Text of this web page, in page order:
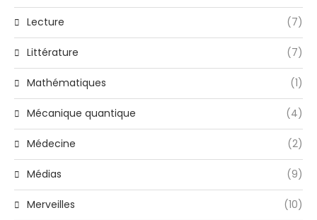
Lecture (7)
Littérature (7)
Mathématiques (1)
Mécanique quantique (4)
Médecine (2)
Médias (9)
Merveilles (10)